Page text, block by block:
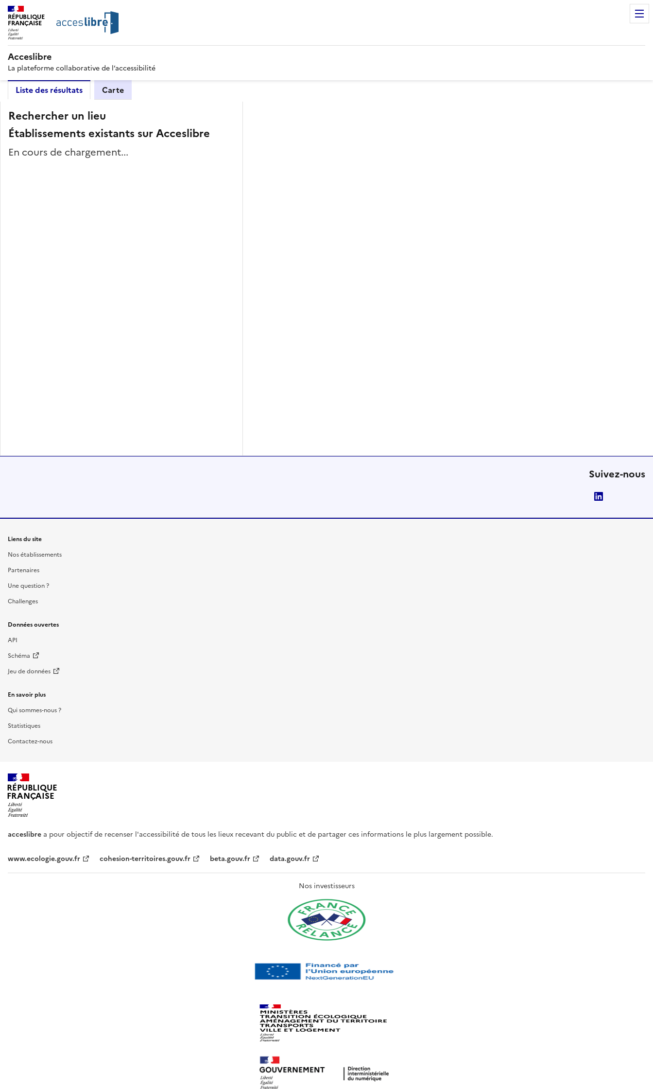
RÉPUBLIQUE
FRANÇAISE
Acceslibre
La plateforme collaborative de l’accessibilité
Liste des résultats Carte
Rechercher un lieu
Établissements existants sur Acceslibre
En cours de chargement...
Suivez-nous
Liens du site
Nos établissements
Partenaires
Une question ?
Challenges
Données ouvertes
API
Schéma
Jeu de données
En savoir plus
Qui sommes-nous ?
Statistiques
Contactez-nous
RÉPUBLIQUE
FRANÇAISE
acceslibre a pour objectif de recenser l'accessibilité de tous les lieux recevant du public et de partager ces informations le plus largement possible.
www.ecologie.gouv.fr cohesion-territoires.gouv.fr beta.gouv.fr data.gouv.fr
Nos investisseurs